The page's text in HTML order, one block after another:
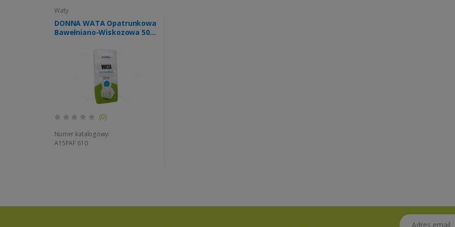
Waty
DONNA WATA Opatrunkowa
Bawełniano-Wiskozowa 50g
(0)
Numer katalogowy:
A15PAF 610
Adres email